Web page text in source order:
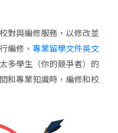
對與編修服務，以修改並
編修， 專業留學文件英文
多學生（你的競爭者）的
和專業知識時，編修和校